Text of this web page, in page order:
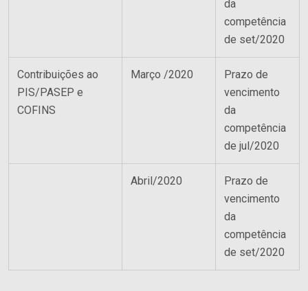
Responsabilidade Social
da
competência
de set/2020
Contribuições ao
PIS/PASEP e
COFINS
Março /2020
Prazo de
vencimento
da
competência
de jul/2020
Abril/2020
Prazo de
vencimento
da
competência
de set/2020